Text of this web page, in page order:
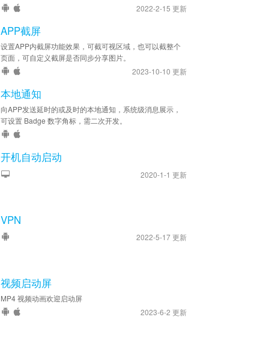
2022-2-15 更新
APP截屏
设置APP内截屏功能效果，可截可视区域，也可以截整个
页面，可自定义截屏是否同步分享图片。
2023-10-10 更新
本地通知
向APP发送延时的或及时的本地通知，系统级消息展示，
可设置 Badge 数字角标，需二次开发。
开机自动启动
2020-1-1 更新
VPN
2022-5-17 更新
视频启动屏
MP4 视频动画欢迎启动屏
2023-6-2 更新